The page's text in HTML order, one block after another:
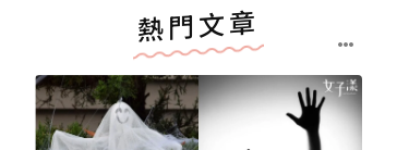
熱門文章